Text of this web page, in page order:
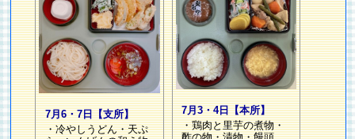
7月6・7日【支所】
・冷やしうどん・天ぷ
7月3・4日【本所】
・鶏肉と里芋の煮物・